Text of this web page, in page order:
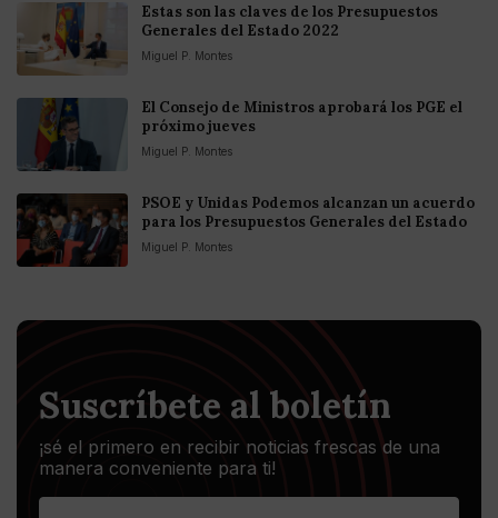
Estas son las claves de los Presupuestos
Generales del Estado 2022
Miguel P. Montes
El Consejo de Ministros aprobará los PGE el
próximo jueves
Miguel P. Montes
PSOE y Unidas Podemos alcanzan un acuerdo
para los Presupuestos Generales del Estado
Miguel P. Montes
Suscríbete al boletín
¡sé el primero en recibir noticias frescas de una
manera conveniente para ti!